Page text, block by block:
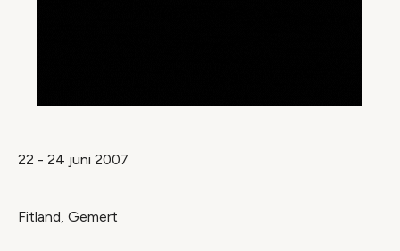
22 - 24 juni 2007
Fitland, Gemert